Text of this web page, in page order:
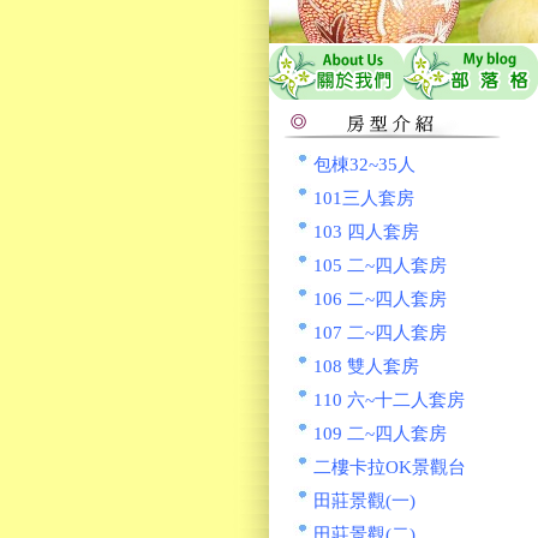
包棟32~35人
101三人套房
103 四人套房
105 二~四人套房
106 二~四人套房
107 二~四人套房
108 雙人套房
110 六~十二人套房
109 二~四人套房
二樓卡拉OK景觀台
田莊景觀(一)